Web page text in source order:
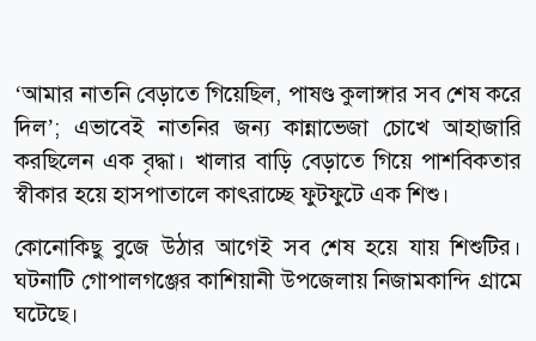
‘আমার নাতনি বেড়াতে গিয়েছিল, পাষণ্ড কুলাঙ্গার সব শেষ করে
দিল’; এভাবেই নাতনির জন্য কান্নাভেজা চোখে আহাজারি
করছিলেন এক বৃদ্ধা। খালার বাড়ি বেড়াতে গিয়ে পাশবিকতার
স্বীকার হয়ে হাসপাতালে কাৎরাচ্ছে ফুটফুটে এক শিশু।
কোনোকিছু বুজে উঠার আগেই সব শেষ হয়ে যায় শিশুটির।
ঘটনাটি গোপালগঞ্জের কাশিয়ানী উপজেলায় নিজামকান্দি গ্রামে
ঘটেছে।